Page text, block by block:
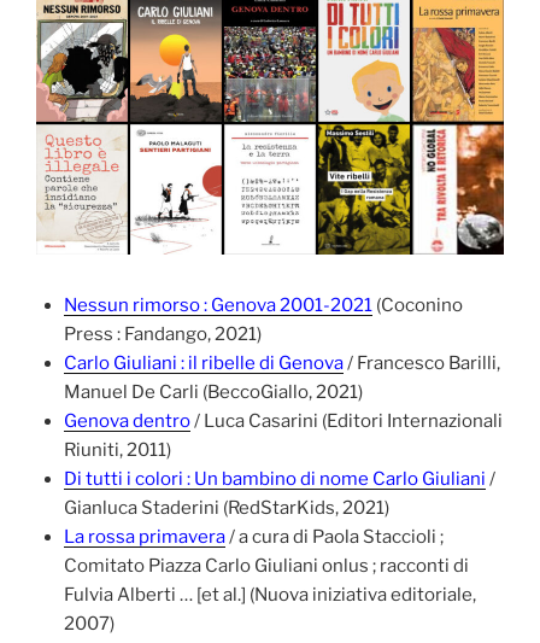
Nessun rimorso : Genova 2001-2021(Coconino
Press : Fandango, 2021)
Carlo Giuliani : il ribelle di Genova/ Francesco Barilli,
Manuel De Carli (BeccoGiallo, 2021)
Genova dentro/ Luca Casarini (Editori Internazionali
Riuniti, 2011)
Di tutti i colori : Un bambino di nome Carlo Giuliani /
Gianluca Staderini (RedStarKids, 2021)
La rossa primavera/ a cura di Paola Staccioli ;
Comitato Piazza Carlo Giuliani onlus ; racconti di
Fulvia Alberti … [et al.] (Nuova iniziativa editoriale,
2007)